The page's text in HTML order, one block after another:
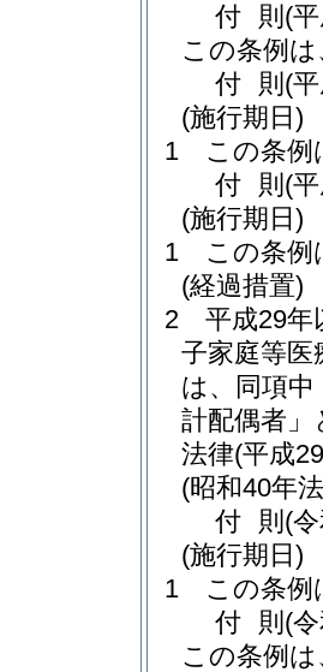
付 則 (
この条例
付 則 (
(施行期日)
1
この条例
付 則 (
(施行期日)
1
この条例
(経過措置)
2
平成29年
子家庭等医
は、同項中
計配偶者
法律(平成
(昭和40年
付 則 (
(施行期日)
1
この条例
付 則 (
この条例